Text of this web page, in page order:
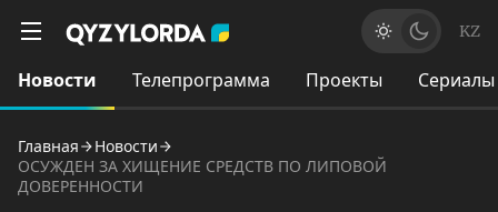
KZ
Новости Телепрограмма Проекты Сериалы
Главная
Новости
ОСУЖДЕН ЗА ХИЩЕНИЕ СРЕДСТВ ПО ЛИПОВОЙ
ДОВЕРЕННОСТИ